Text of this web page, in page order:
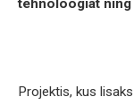
tehnoloogiat ning
Projektis, kus